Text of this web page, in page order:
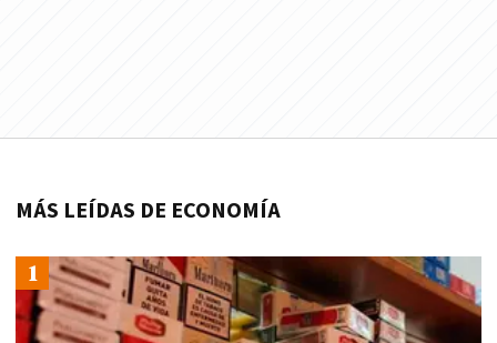
MÁS LEÍDAS DE ECONOMÍA